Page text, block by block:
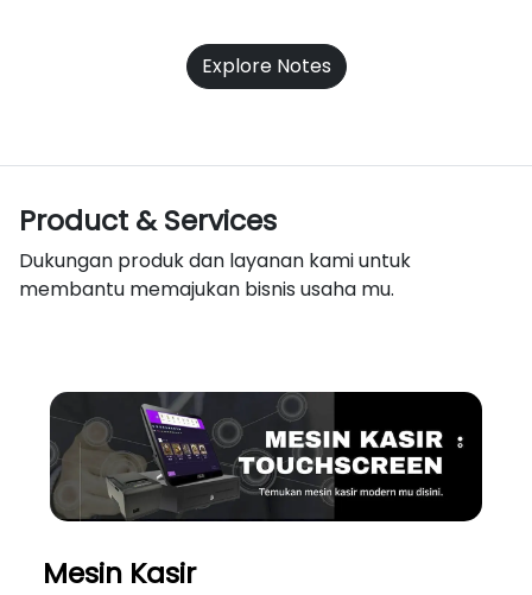
Explore Notes
Product & Services
Dukungan produk dan layanan kami untuk
membantu memajukan bisnis usaha mu.
Mesin Kasir